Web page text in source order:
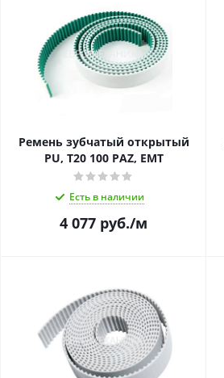
Ремень зубчатый открытый
PU, T20 100 PAZ, EMT
Есть в наличии
4 077 руб./м